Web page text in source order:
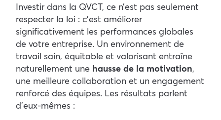
Investir dans la QVCT, ce n’est pas seulement
respecter la loi : c’est améliorer
significativement les performances globales
de votre entreprise. Un environnement de
travail sain, équitable et valorisant entraîne
naturellement une hausse de la motivation,
une meilleure collaboration et un engagement
renforcé des équipes. Les résultats parlent
d’eux-mêmes :